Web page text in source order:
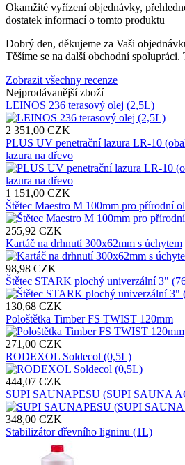
Okamžité vyřízení objednávky,
dostatek informací o tomto produktu
Dobrý den, děkujeme za Vaši
Těšíme se na další obchodní
Zobrazit všechny recenze
Nejprodávanější zboží
LEINOS 236 terasový olej (2,5L)
2 351,00 CZK
PLUS UV penetrační lazura LR-10
lazura na dřevo
1 151,00 CZK
Štětec Maestro M 100mm pro přírodní
255,92 CZK
Kartáč na drhnutí 300x62mm s úchytem
98,98 CZK
Štětec STARK plochý univerzální 3"
130,68 CZK
Pološtětka Timber FS TWIST 120mm
271,00 CZK
RODEXOL Soldecol (0,5L)
444,07 CZK
SUPI SAUNAPESU (SUPI SAUNA
348,00 CZK
Stabilizátor dřevního ligninu (1L)